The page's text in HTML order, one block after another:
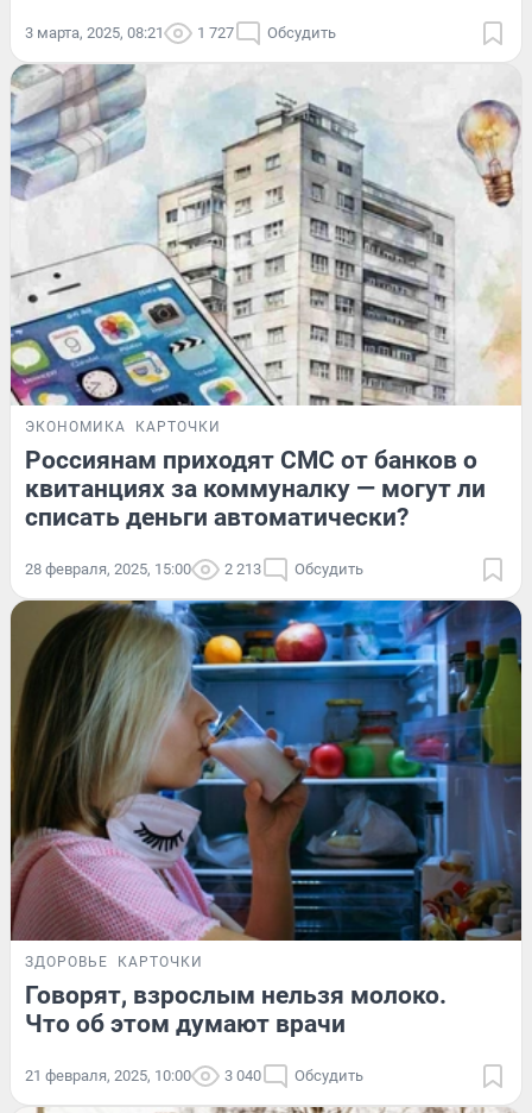
3 марта, 2025, 08:21 1 727 Обсудить
ЭКОНОМИКА КАРТОЧКИ
Россиянам приходят СМС от банков о
квитанциях за коммуналку — могут ли
списать деньги автоматически?
28 февраля, 2025, 15:00 2 213 Обсудить
ЗДОРОВЬЕ КАРТОЧКИ
Говорят, взрослым нельзя молоко.
Что об этом думают врачи
21 февраля, 2025, 10:00 3 040 Обсудить